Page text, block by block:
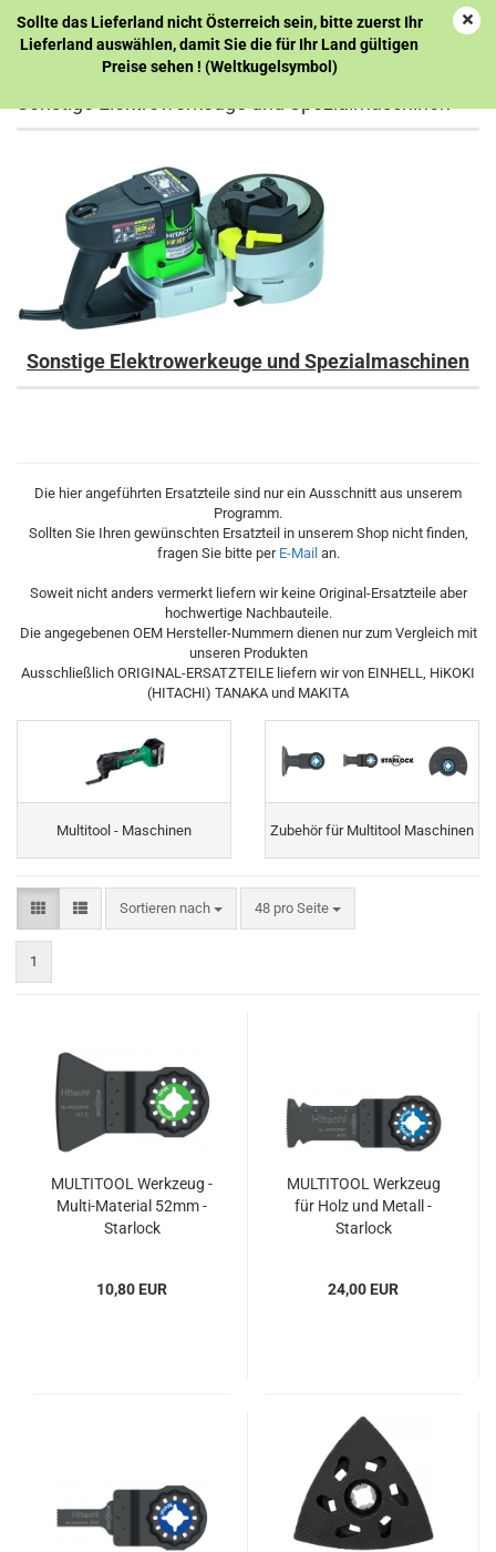
Sollte das Lieferland nicht Österreich sein, bitte zuerst Ihr
Lieferland auswählen, damit Sie die für Ihr Land gültigen
Preise sehen ! (Weltkugelsymbol)
Sonstige Elektrowerkeuge und Spezialmaschinen
Die hier angeführten Ersatzteile sind nur ein Ausschnitt aus unserem
Programm.
Sollten Sie Ihren gewünschten Ersatzteil in unserem Shop nicht finden,
fragen Sie bitte per E-Mail an.
Soweit nicht anders vermerkt liefern wir keine Original-Ersatzteile aber
hochwertige Nachbauteile.
Die angegebenen OEM Hersteller-Nummern dienen nur zum Vergleich mit
unseren Produkten
Ausschließlich ORIGINAL-ERSATZTEILE liefern wir von EINHELL, HiKOKI
(HITACHI) TANAKA und MAKITA
Multitool - Maschinen Zubehör für Multitool Maschinen
Sortieren nach
Sortieren nach 48 pro Seite
pro Seite
1
MULTITOOL Werkzeug -
Multi-Material 52mm -
Starlock
10,80 EUR
MULTITOOL Werkzeug
für Holz und Metall -
Starlock
24,00 EUR